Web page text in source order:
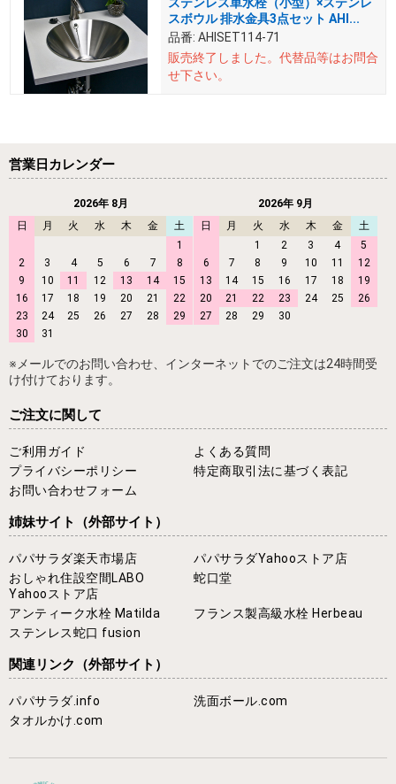
スボウル 排水金具3点セット AHI...
品番: AHISET114-71
販売終了しました。 代替品等はお問合
せ下さい。
営業日カレンダー
2026年 8月
日
月 火 水 木 金
土
1
2
3 4 5 6 7
8
9
10 11 12 13 14
15
16
17 18 19 20 21
22
23
24 25 26 27 28
29
30
31
2026年 9月
日
月 火 水 木 金
土
1
2 3 4
5
6
7 8 9 10 11
12
13
14 15 16 17 18
19
20
21 22 23 24 25
26
27
28 29 30
※メールでのお問い合わせ、インターネットでのご注文は24時間受
け付けております。
ご注文に関して
ご利用ガイド
よくある質問
プライバシーポリシー
特定商取引法に基づく表記
お問い合わせフォーム
姉妹サイト （外部サイト）
パパサラダ楽天市場店
パパサラダYahooストア店
おしゃれ住設空間LABO
Yahooストア店
蛇口堂
アンティーク水栓 Matilda
フランス製高級水栓 Herbeau
ステンレス蛇口 fusion
関連リンク （外部サイト）
パパサラダ.info
洗面ボール.com
タオルかけ.com